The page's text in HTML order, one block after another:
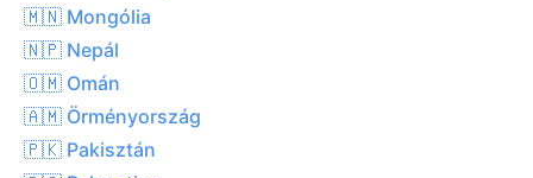
🇲🇳 Mongólia
🇳🇵 Nepál
🇴🇲 Omán
🇦🇲 Örményország
🇵🇰 Pakisztán